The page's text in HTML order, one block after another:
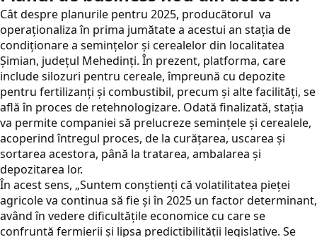
Cât despre planurile pentru 2025, producătorul va
operaționaliza în prima jumătate a acestui an stația de
condiționare a semințelor și cerealelor din localitatea
Șimian, județul Mehedinți. În prezent, platforma, care
include silozuri pentru cereale, împreună cu depozite
pentru fertilizanți și combustibil, precum și alte facilități, se
află în proces de retehnologizare. Odată finalizată, stația
va permite companiei să prelucreze semințele și cerealele,
acoperind întregul proces, de la curățarea, uscarea și
sortarea acestora, până la tratarea, ambalarea și
depozitarea lor.
În acest sens, „Suntem conștienți că volatilitatea pieței
agricole va continua să fie și în 2025 un factor determinant,
având în vedere dificultățile economice cu care se
confruntă fermierii și lipsa predictibilității legislative. Se